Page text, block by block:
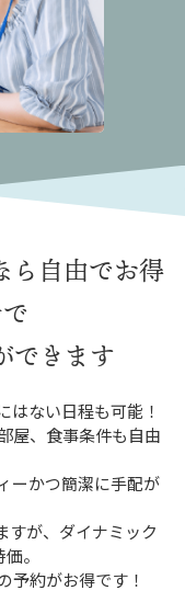
ら 自由でお得
できます
はない日程も可能！
屋、食事条件も自由
ーかつ簡潔に手配が
すが、ダイナミック
。
予約がお得です！